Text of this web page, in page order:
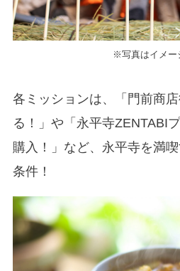
※写真はイメー
各ミッションは、「門前商
る！」や「永平寺ZENTABI
購入！」など、永平寺を満
条件！